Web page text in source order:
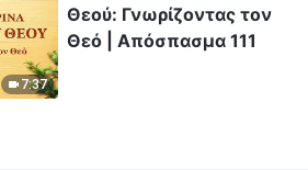
7:37
Θεού: Γνωρίζοντας τον
Θεό | Απόσπασμα 111